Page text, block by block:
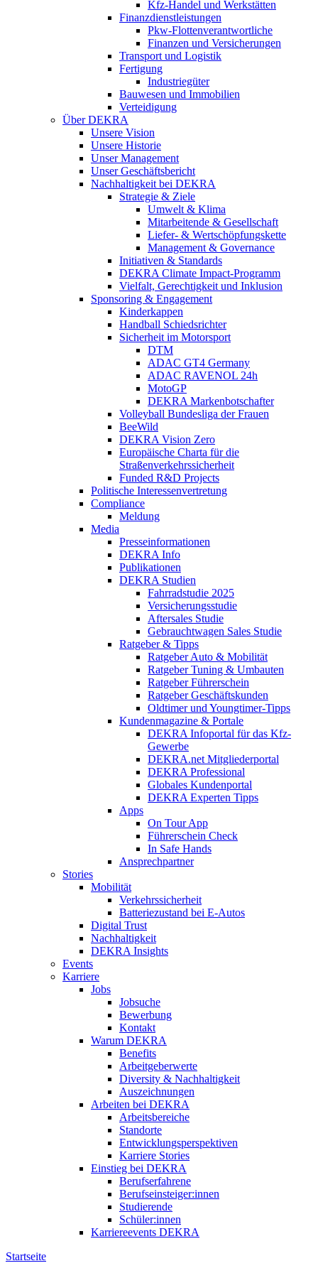
Kfz-Handel und Werkstätten
Finanzdienstleistungen
Pkw‑Flottenverantwortliche
Finanzen und Versicherungen
Transport und Logistik
Fertigung
Industriegüter
Bauwesen und Immobilien
Verteidigung
Über DEKRA
Unsere Vision
Unsere Historie
Unser Management
Unser Geschäftsbericht
Nachhaltigkeit bei DEKRA
Strategie & Ziele
Umwelt & Klima
Mitarbeitende & Gesellschaft
Liefer- & Wertschöpfungskette
Management & Governance
Initiativen & Standards
DEKRA Climate Impact-Programm
Vielfalt, Gerechtigkeit und Inklusion​
Sponsoring & Engagement
Kinderkappen
Handball Schiedsrichter
Sicherheit im Motorsport
DTM
ADAC GT4 Germany
ADAC RAVENOL 24h
MotoGP
DEKRA Markenbotschafter
Volleyball Bundesliga der Frauen
BeeWild
DEKRA Vision Zero
Europäische Charta für die
Straßenverkehrssicherheit
Funded R&D Projects
Politische Interessenvertretung
Compliance
Meldung
Media
Presseinformationen
DEKRA Info
Publikationen
DEKRA Studien
Fahrradstudie 2025
Versicherungsstudie
Aftersales Studie
Gebrauchtwagen Sales Studie
Ratgeber & Tipps
Ratgeber Auto & Mobilität
Ratgeber Tuning & Umbauten
Ratgeber Führerschein
Ratgeber Geschäftskunden
Oldtimer und Youngtimer-Tipps
Kundenmagazine & Portale
DEKRA Infoportal für das Kfz-
Gewerbe
DEKRA.net Mitgliederportal
DEKRA Professional
Globales Kundenportal
DEKRA Experten Tipps
Apps
On Tour App
Führerschein Check
In Safe Hands
Ansprechpartner
Stories
Mobilität
Verkehrssicherheit
Batteriezustand bei E-Autos
Digital Trust
Nachhaltigkeit
DEKRA Insights
Events
Karriere
Jobs
Jobsuche
Bewerbung
Kontakt
Warum DEKRA
Benefits
Arbeitgeberwerte
Diversity & Nachhaltigkeit
Auszeichnungen
Arbeiten bei DEKRA
Arbeitsbereiche
Standorte
Entwicklungsperspektiven
Karriere Stories
Einstieg bei DEKRA
Berufserfahrene
Berufseinsteiger:innen
Studierende
Schüler:innen
Karriereevents DEKRA
Startseite